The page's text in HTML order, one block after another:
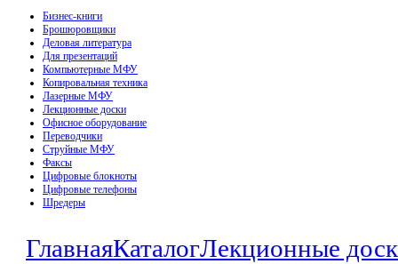
Бизнес-книги
Брошюровщики
Деловая литература
Для презентаций
Компьютерные МФУ
Копировальная техника
Лазерные МФУ
Лекционные доски
Офисное оборудование
Переводчики
Струйные МФУ
Факсы
Цифровые блокноты
Цифровые телефоны
Шредеры
ГлавнаяКаталогЛекционные